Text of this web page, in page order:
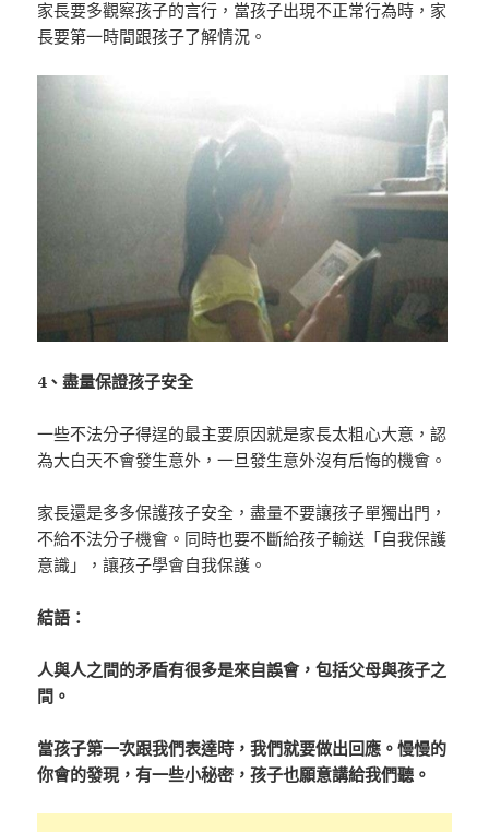
家長要多觀察孩子的言行，當孩子出現不正常行為時，家
長要第一時間跟孩子了解情況。
4、盡量保證孩子安全
一些不法分子得逞的最主要原因就是家長太粗心大意，認
為大白天不會發生意外，一旦發生意外沒有后悔的機會。
家長還是多多保護孩子安全，盡量不要讓孩子單獨出門，
不給不法分子機會。同時也要不斷給孩子輸送「自我保護
意識」，讓孩子學會自我保護。
結語：
人與人之間的矛盾有很多是來自誤會，包括父母與孩子之
間。
當孩子第一次跟我們表達時，我們就要做出回應。慢慢的
你會的發現，有一些小秘密，孩子也願意講給我們聽。